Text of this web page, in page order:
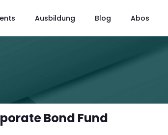
Ausbildung Blog Abos
Bond Fund